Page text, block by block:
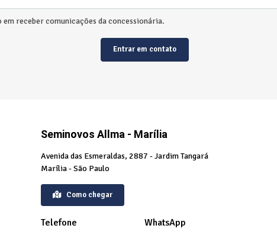
em receber comunicações da concessionária.
Entrar em contato
Seminovos Allma - Marília
Avenida das Esmeraldas, 2887 - Jardim Tangará
Marília - São Paulo
Como chegar
Telefone WhatsApp